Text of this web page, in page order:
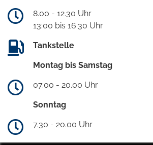
8.00 - 12.30 Uhr
13:00 bis 16:30 Uhr
Tankstelle
Montag bis Samstag
07.00 - 20.00 Uhr
Sonntag
7.30 - 20.00 Uhr